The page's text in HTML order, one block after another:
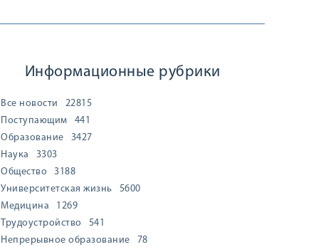
Информационные рубрики
Все новости
22815
Поступающим
441
Образование
3427
Наука
3303
Общество
3188
Университетская жизнь
5600
Медицина
1269
Трудоустройство
541
Непрерывное образование
78